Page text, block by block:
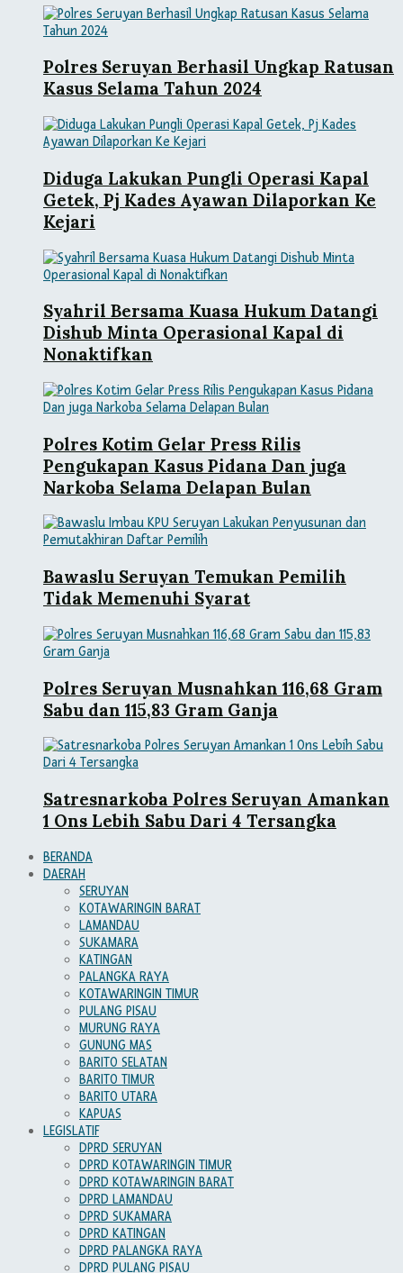
Polres Seruyan Berhasil Ungkap Ratusan
Kasus Selama Tahun 2024
Diduga Lakukan Pungli Operasi Kapal
Getek, Pj Kades Ayawan Dilaporkan Ke
Kejari
Syahril Bersama Kuasa Hukum Datangi
Dishub Minta Operasional Kapal di
Nonaktifkan
Polres Kotim Gelar Press Rilis
Pengukapan Kasus Pidana Dan juga
Narkoba Selama Delapan Bulan
Bawaslu Seruyan Temukan Pemilih
Tidak Memenuhi Syarat
Polres Seruyan Musnahkan 116,68 Gram
Sabu dan 115,83 Gram Ganja
Satresnarkoba Polres Seruyan Amankan
1 Ons Lebih Sabu Dari 4 Tersangka
BERANDA
DAERAH
SERUYAN
KOTAWARINGIN BARAT
LAMANDAU
SUKAMARA
KATINGAN
PALANGKA RAYA
KOTAWARINGIN TIMUR
PULANG PISAU
MURUNG RAYA
GUNUNG MAS
BARITO SELATAN
BARITO TIMUR
BARITO UTARA
KAPUAS
LEGISLATIF
DPRD SERUYAN
DPRD KOTAWARINGIN TIMUR
DPRD KOTAWARINGIN BARAT
DPRD LAMANDAU
DPRD SUKAMARA
DPRD KATINGAN
DPRD PALANGKA RAYA
DPRD PULANG PISAU